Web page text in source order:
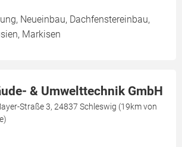
Neueinbau, Dachfenstereinbau,
Markisen
& Umwelttechnik GmbH
Straße 3, 24837 Schleswig (19km von